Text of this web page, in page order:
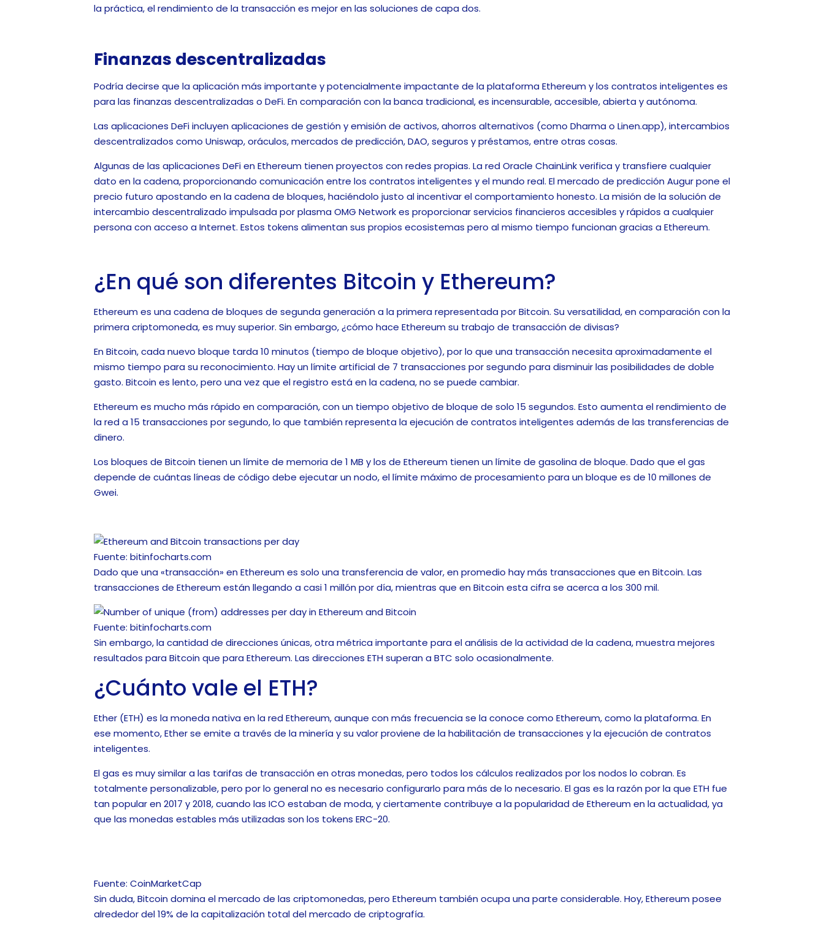
la práctica, el rendimiento de la transacción es mejor en las soluciones de capa dos.
Finanzas descentralizadas
Podría decirse que la aplicación más importante y potencialmente impactante de la plataforma Ethereum y los contratos inteligentes es
para las finanzas descentralizadas o DeFi. En comparación con la banca tradicional, es incensurable, accesible, abierta y autónoma.
Las aplicaciones DeFi incluyen aplicaciones de gestión y emisión de activos, ahorros alternativos (como Dharma o Linen.app), intercambios
descentralizados como Uniswap, oráculos, mercados de predicción, DAO, seguros y préstamos, entre otras cosas.
Algunas de las aplicaciones DeFi en Ethereum tienen proyectos con redes propias. La red Oracle ChainLink verifica y transfiere cualquier
dato en la cadena, proporcionando comunicación entre los contratos inteligentes y el mundo real. El mercado de predicción Augur pone el
precio futuro apostando en la cadena de bloques, haciéndolo justo al incentivar el comportamiento honesto. La misión de la solución de
intercambio descentralizado impulsada por plasma OMG Network es proporcionar servicios financieros accesibles y rápidos a cualquier
persona con acceso a Internet. Estos tokens alimentan sus propios ecosistemas pero al mismo tiempo funcionan gracias a Ethereum.
¿En qué son diferentes Bitcoin y Ethereum?
Ethereum es una cadena de bloques de segunda generación a la primera representada por Bitcoin. Su versatilidad, en comparación con la
primera criptomoneda, es muy superior. Sin embargo, ¿cómo hace Ethereum su trabajo de transacción de divisas?
En Bitcoin, cada nuevo bloque tarda 10 minutos (tiempo de bloque objetivo), por lo que una transacción necesita aproximadamente el
mismo tiempo para su reconocimiento. Hay un límite artificial de 7 transacciones por segundo para disminuir las posibilidades de doble
gasto. Bitcoin es lento, pero una vez que el registro está en la cadena, no se puede cambiar.
Ethereum es mucho más rápido en comparación, con un tiempo objetivo de bloque de solo 15 segundos. Esto aumenta el rendimiento de
la red a 15 transacciones por segundo, lo que también representa la ejecución de contratos inteligentes además de las transferencias de
dinero.
Los bloques de Bitcoin tienen un límite de memoria de 1 MB y los de Ethereum tienen un límite de gasolina de bloque. Dado que el gas
depende de cuántas líneas de código debe ejecutar un nodo, el límite máximo de procesamiento para un bloque es de 10 millones de
Gwei.
Fuente: bitinfocharts.com
Dado que una «transacción» en Ethereum es solo una transferencia de valor, en promedio hay más transacciones que en Bitcoin. Las
transacciones de Ethereum están llegando a casi 1 millón por día, mientras que en Bitcoin esta cifra se acerca a los 300 mil.
Fuente: bitinfocharts.com
Sin embargo, la cantidad de direcciones únicas, otra métrica importante para el análisis de la actividad de la cadena, muestra mejores
resultados para Bitcoin que para Ethereum. Las direcciones ETH superan a BTC solo ocasionalmente.
¿Cuánto vale el ETH?
Ether (ETH) es la moneda nativa en la red Ethereum, aunque con más frecuencia se la conoce como Ethereum, como la plataforma. En
ese momento, Ether se emite a través de la minería y su valor proviene de la habilitación de transacciones y la ejecución de contratos
inteligentes.
El gas es muy similar a las tarifas de transacción en otras monedas, pero todos los cálculos realizados por los nodos lo cobran. Es
totalmente personalizable, pero por lo general no es necesario configurarlo para más de lo necesario. El gas es la razón por la que ETH fue
tan popular en 2017 y 2018, cuando las ICO estaban de moda, y ciertamente contribuye a la popularidad de Ethereum en la actualidad, ya
que las monedas estables más utilizadas son los tokens ERC-20.
Fuente: CoinMarketCap
Sin duda, Bitcoin domina el mercado de las criptomonedas, pero Ethereum también ocupa una parte considerable. Hoy, Ethereum posee
alrededor del 19% de la capitalización total del mercado de criptografía.